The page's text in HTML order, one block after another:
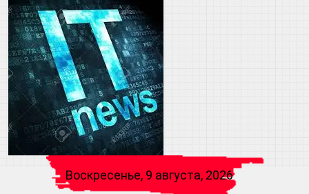
Воскресенье, 9 августа, 2026